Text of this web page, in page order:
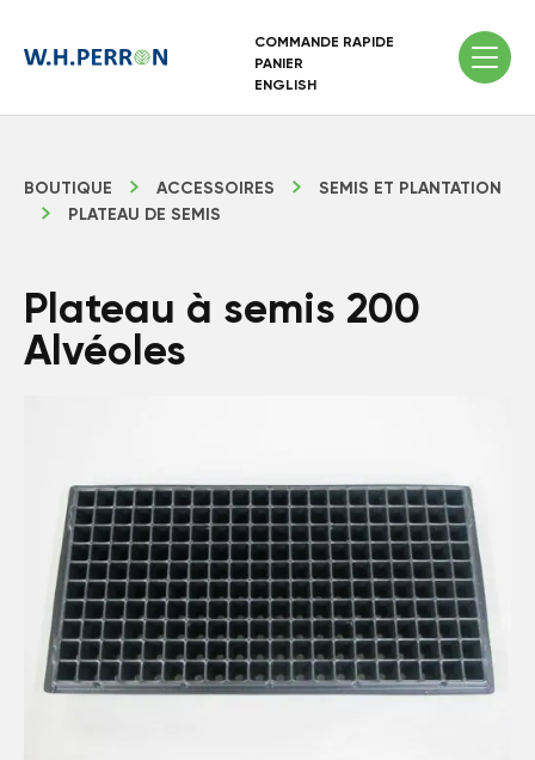
COMMANDE RAPIDE
PANIER
ENGLISH
BOUTIQUE ACCESSOIRES
SEMIS ET PLANTATION
PLATEAU DE SEMIS
Plateau à semis 200
Alvéoles